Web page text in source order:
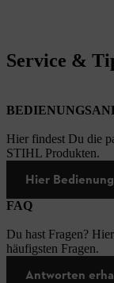
Service &
Hier findest Du die
STIHL Produkten.
Hier
FAQ
Du hast Fragen?
häufigsten Fragen.
Antworten